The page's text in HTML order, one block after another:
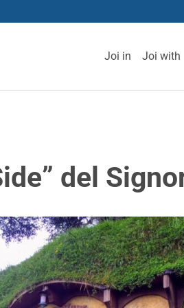
Joi in Joi with
del